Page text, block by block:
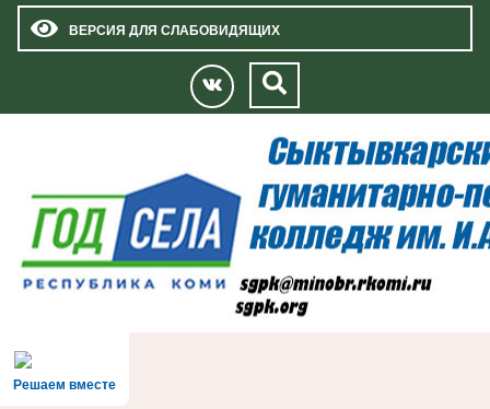
ВЕРСИЯ ДЛЯ СЛАБОВИДЯЩИХ
Решаем вместе